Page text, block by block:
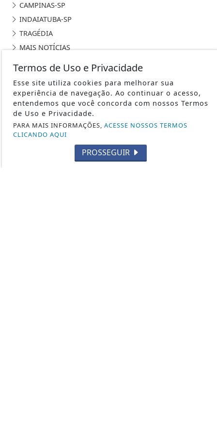
CAMPINAS-SP
INDAIATUBA-SP
TRAGÉDIA
MAIS NOTÍCIAS
ITU - SP
BRASIL
NEGÓCIOS E FINANÇAS
CARROS, MOTOS E DESIGN
MUNDO DOS ESPORTES
GENTE FAMOSA E FOFOCAS
Termos de Uso e Privacidade
Esse site utiliza cookies para melhorar sua
experiência de navegação. Ao continuar o acesso,
entendemos que você concorda com nossos Termos
de Uso e Privacidade.
PARA MAIS INFORMAÇÕES, ACESSE NOSSOS TERMOS
CLICANDO AQUI
PROSSEGUIR